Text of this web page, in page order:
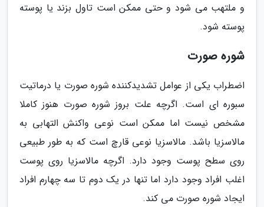
و ملتهب می شود و حتی ممکن است تاول بزند یا پوسته
پوسته شود.
شوره صورت
اضطراب یکی از عوامل تشدیدکننده شوره صورت یا درماتیت
سبوره ای است. اگرچه علت بروز شوره صورت هنوز کاملا
مشخص نیست اما ممکن است نوعی واکنش التهابی به
مالاسزیا باشد. مالاسزیا نوعی قارچ است که به طور طبیعی
روی سطح پوست وجود دارد. اگرچه مالاسزیا روی پوست
اغلب افراد وجود دارد اما تنها در یک دوم تا سه چهارم افراد
ایجاد شوره صورت می کند.